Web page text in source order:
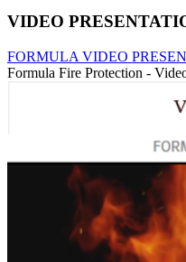
VIDEO
FORMULA VIDEO
Formula Fire Protection -